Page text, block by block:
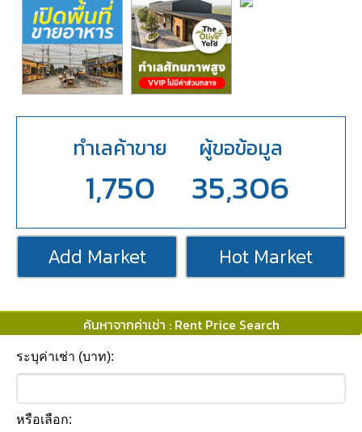
ทำเลค้าขาย
1,750
ผู้ขอข้อมูล
35,306
Add Market Hot Market
ค้นหาจากค่าเช่า : Rent Price Search
ระบุค่าเช่า (บาท):
หรือเลือก: